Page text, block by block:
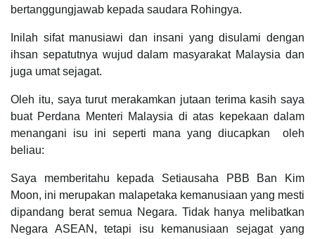
bertanggungjawab kepada saudara Rohingya.
Inilah sifat manusiawi dan insani yang disulami dengan
ihsan sepatutnya wujud dalam masyarakat Malaysia dan
juga umat sejagat.
Oleh itu, saya turut merakamkan jutaan terima kasih saya
buat Perdana Menteri Malaysia di atas kepekaan dalam
menangani isu ini seperti mana yang diucapkan oleh
beliau:
Saya memberitahu kepada Setiausaha PBB Ban Kim
Moon, ini merupakan malapetaka kemanusiaan yang mesti
dipandang berat semua Negara. Tidak hanya melibatkan
Negara ASEAN, tetapi isu kemanusiaan sejagat yang